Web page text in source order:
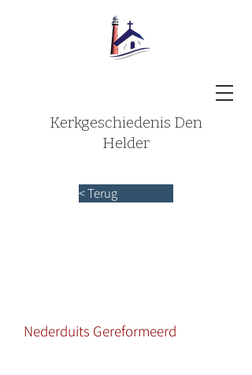
Kerkgeschiedenis Den
Helder
< Terug
Nederduits Gereformeerd